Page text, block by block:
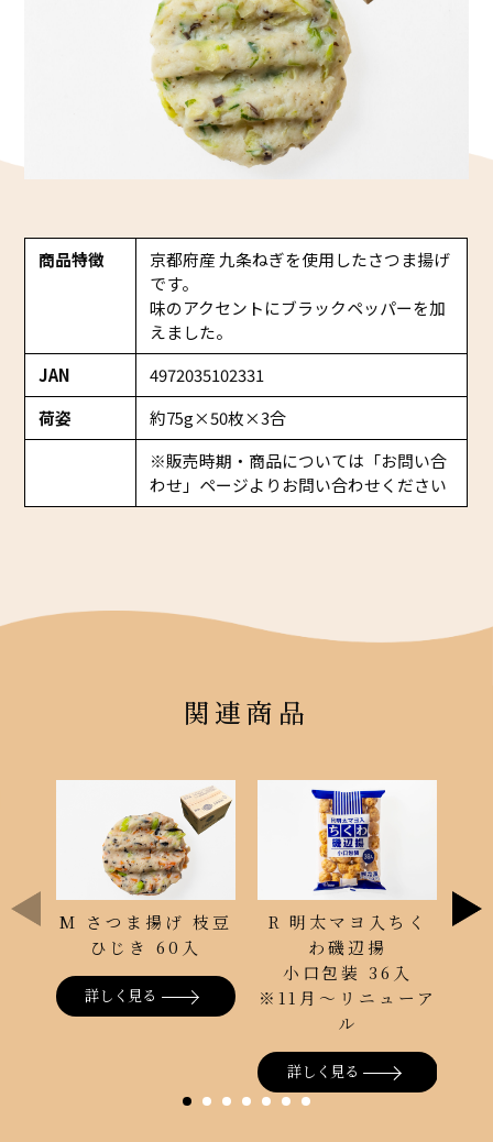
商品特徴
京都府産 九条ねぎを使用したさつま揚げ
です。
味のアクセントにブラックペッパーを加
えました。
JAN
4972035102331
荷姿
約75g×50枚×3合
※販売時期・商品については「お問い合
わせ」ページよりお問い合わせください
関連商品
M さつま揚げ 枝豆
ひじき 60入
詳しく見る
R 明太マヨ入ちく
わ磯辺揚
小口包装 36入
※11月～リニューア
ル
詳しく見る
R